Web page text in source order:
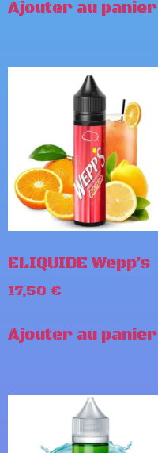
Ajouter au panier
ELIQUIDE Wepp’s
17,50 €
Ajouter au panier